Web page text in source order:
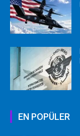
EN POPÜLER